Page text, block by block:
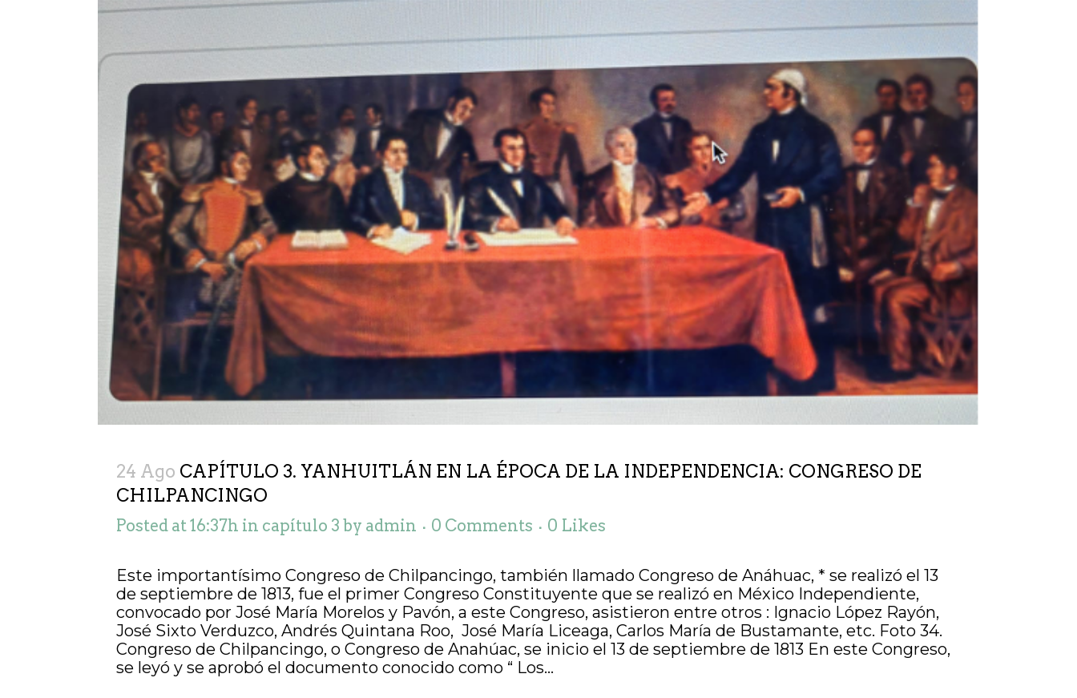
24 Ago CAPÍTULO 3. YANHUITLÁN EN LA ÉPOCA DE LA INDEPENDENCIA: CONGRESO DE
CHILPANCINGO
Posted at 16:37h in capítulo 3 by admin 0 Comments 0 Likes
Este importantísimo Congreso de Chilpancingo, también llamado Congreso de Anáhuac, * se realizó el 13
de septiembre de 1813, fue el primer Congreso Constituyente que se realizó en México Independiente,
convocado por José María Morelos y Pavón, a este Congreso, asistieron entre otros : Ignacio López Rayón,
José Sixto Verduzco, Andrés Quintana Roo, José María Liceaga, Carlos María de Bustamante, etc. Foto 34.
Congreso de Chilpancingo, o Congreso de Anahúac, se inicio el 13 de septiembre de 1813 En este Congreso,
se leyó y se aprobó el documento conocido como “ Los...